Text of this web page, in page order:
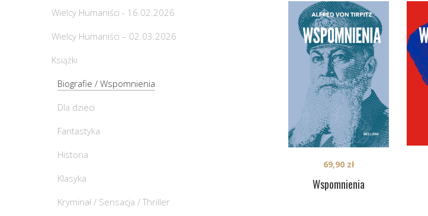
Wspomnienia
69,90 zł
Wielcy Humaniści - 16.02.2026
Wielcy Humaniści – 02.03.2026
Książki
Biografie / Wspomnienia
Dla dzieci
Fantastyka
Historia
Klasyka
Kryminał / Sensacja / Thriller